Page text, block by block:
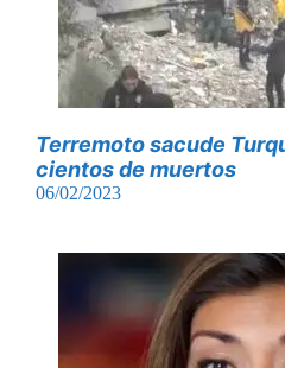
Terremoto sacude
cientos de muertos
06/02/2023